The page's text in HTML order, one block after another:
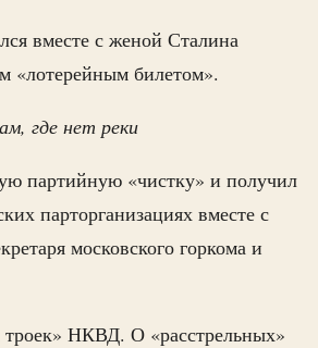
вместе с женой Сталина
«лотерейным билетом».
где нет реки
партийную «чистку» и получил
парторганизациях вместе с
московского горкома и
троек» НКВД. О «расстрельных»